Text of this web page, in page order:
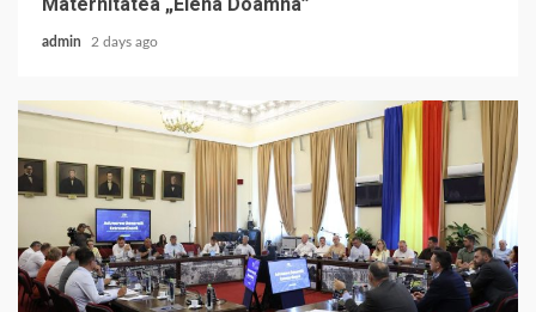
Maternitatea „Elena Doamna”
admin 2 days ago